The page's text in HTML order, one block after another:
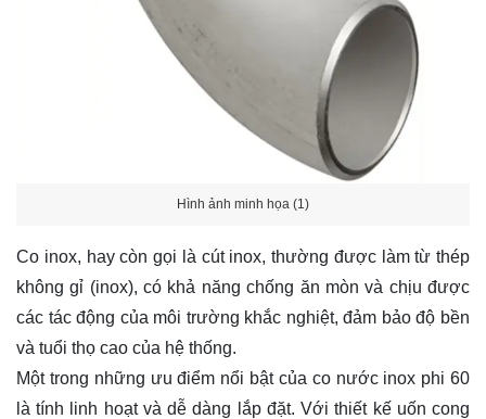
Hình ảnh minh họa (1)
Co inox, hay còn gọi là cút inox, thường được làm từ thép
không gỉ (inox), có khả năng chống ăn mòn và chịu được
các tác động của môi trường khắc nghiệt, đảm bảo độ bền
và tuổi thọ cao của hệ thống.
Một trong những ưu điểm nổi bật của co nước inox phi 60
là tính linh hoạt và dễ dàng lắp đặt. Với thiết kế uốn cong